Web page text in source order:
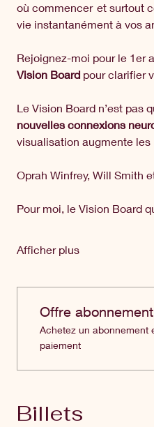
où commencer  et surtout
vie instantanément à vos
Rejoignez-moi pour le 1er
Vision Board pour clarifier
Le Vision Board n’est pas
nouvelles connexions
visualisation augmente les
Oprah Winfrey, Will Smith
Pour moi, le Vision Board
Afficher plus
Offre abonnement
Achetez un abonnement
paiement
Billets